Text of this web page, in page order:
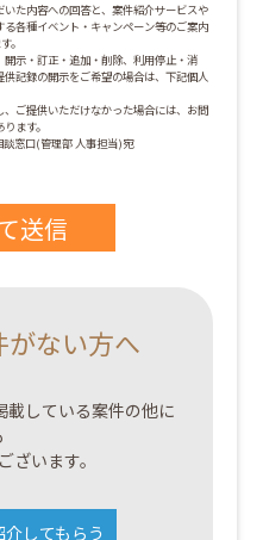
た内容への回答と、案件紹介サービスや
各種イベント・キャンペーン等のご案内
。
示・訂正・追加・削除、利用停止・消
記録の開示をご希望の場合は、下記個人
ご提供いただけなかった場合には、お問
ます。
窓口(管理部 人事担当)宛
がない方へ
している案件の他に
ざいます。
してもらう